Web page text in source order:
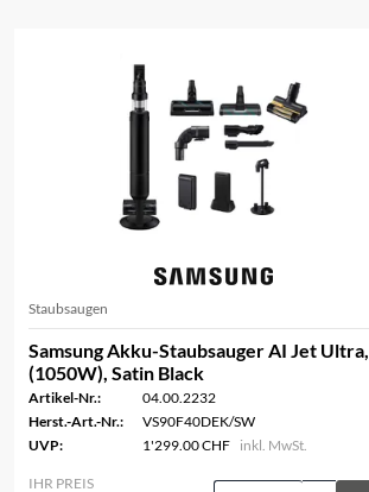
Staubsaugen
Samsung Akku-Staubsauger AI Jet Ultra,
(1050W), Satin Black
Artikel-Nr.:
04.00.2232
Herst.-Art.-Nr.:
VS90F40DEK/SW
UVP:
1'299.00 CHF inkl. MwSt.
IHR PREIS